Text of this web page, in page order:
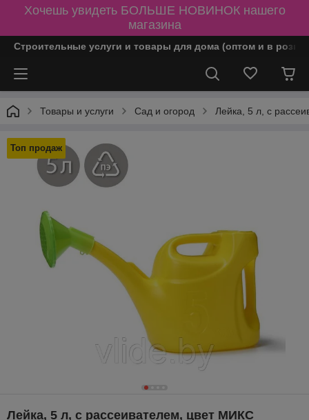
Хочешь увидеть БОЛЬШЕ НОВИНОК нашего
магазина
Строительные услуги и товары для дома (оптом и в
Товары и услуги Сад и огород Лейка, 5 л, с
Топ продаж
Лейка, 5 л, с рассеивателем, цвет МИКС